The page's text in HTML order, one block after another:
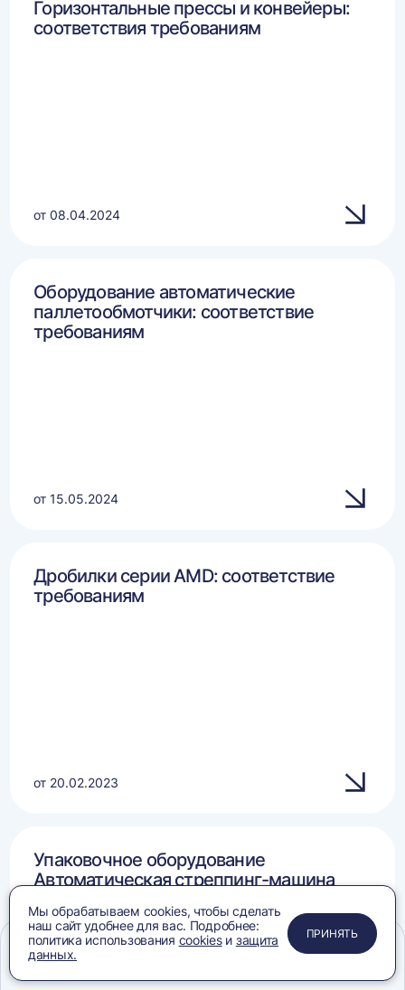
Горизонтальные прессы и конвейеры:
соответствия требованиям
от 08.04.2024
Оборудование автоматические
паллетообмотчики: соответствие
требованиям
от 15.05.2024
Дробилки серии AMD: соответствие
требованиям
от 20.02.2023
Упаковочное оборудование
Автоматическая стреппинг-машина
требованиям
ПРИМЕНИТЬ
ЗАКРЫТЬ
ЗАКРЫТЬ
ЗАКРЫТЬ
Мы обрабатываем cookies, чтобы сделать
наш сайт удобнее для вас. Подробнее:
политика использования cookiesи защита
данных.
ПРИНЯТЬ